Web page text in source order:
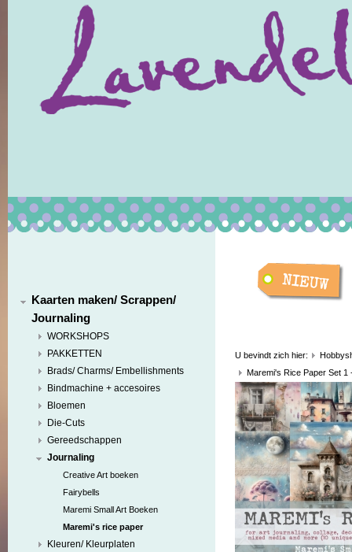
Kaarten maken/ Scrappen/
Journaling
WORKSHOPS
PAKKETTEN
Brads/ Charms/ Embellishments
Bindmachine + accesoires
Bloemen
Die-Cuts
Gereedschappen
Journaling
Creative Art boeken
Fairybells
Maremi Small Art Boeken
Maremi's rice paper
Kleuren/ Kleurplaten
U bevindt zich hier:
Maremi's Rice Paper Set 1